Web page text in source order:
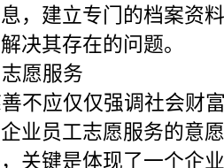
，建立专门的档案资
决其存在的问题。
愿服务
不应仅仅强调社会财
业员工志愿服务的意
关键是体现了一个企